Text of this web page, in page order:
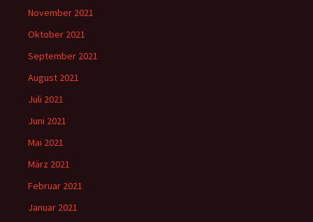
November 2021
Oktober 2021
September 2021
August 2021
Juli 2021
Juni 2021
Mai 2021
März 2021
Februar 2021
Januar 2021